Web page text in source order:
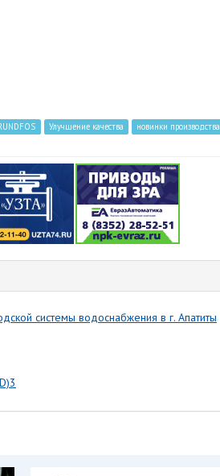
Улучшение качества
новинки производства
системы водоснабжения в г. Апатиты